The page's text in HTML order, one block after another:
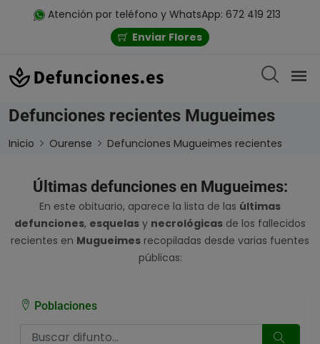
Atención por teléfono y WhatsApp: 672 419 213
Enviar Flores
Defunciones recientes Mugueimes
Inicio Ourense Defunciones Mugueimes recientes
Últimas defunciones en Mugueimes:
En este obituario, aparece la lista de las últimas
defunciones, esquelas y necrológicas de los fallecidos
recientes en Mugueimes recopiladas desde varias fuentes
públicas:
Poblaciones